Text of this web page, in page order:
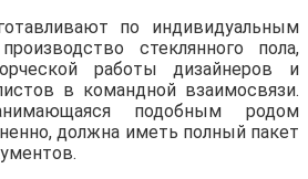
по индивидуальным
стеклянного пола,
работы дизайнеров и
в командной взаимосвязи.
подобным родом
должна иметь полный пакет